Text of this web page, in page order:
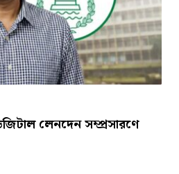
লেনদেন সম্প্রসারণে